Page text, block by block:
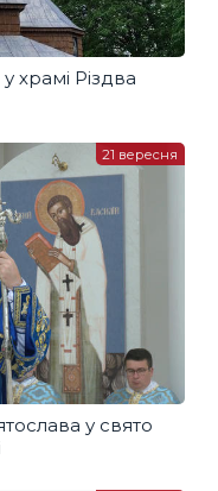
храмі Різдва
у свято
21 вересня